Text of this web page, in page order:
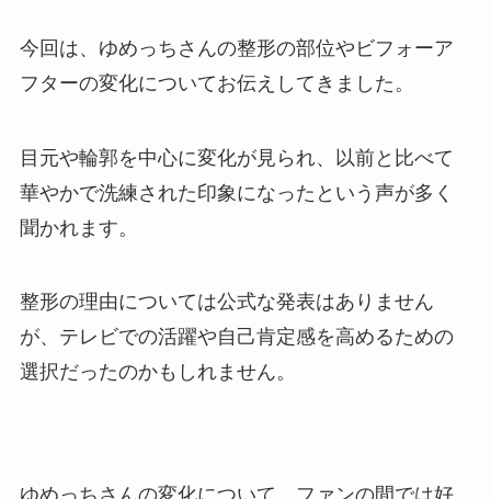
今回は、ゆめっちさんの整形の部位やビフォーア
フターの変化についてお伝えしてきました。
目元や輪郭を中心に変化が見られ、以前と比べて
華やかで洗練された印象になったという声が多く
聞かれます。
整形の理由については公式な発表はありません
が、テレビでの活躍や自己肯定感を高めるための
選択だったのかもしれません。
ゆめっちさんの変化について、ファンの間では好